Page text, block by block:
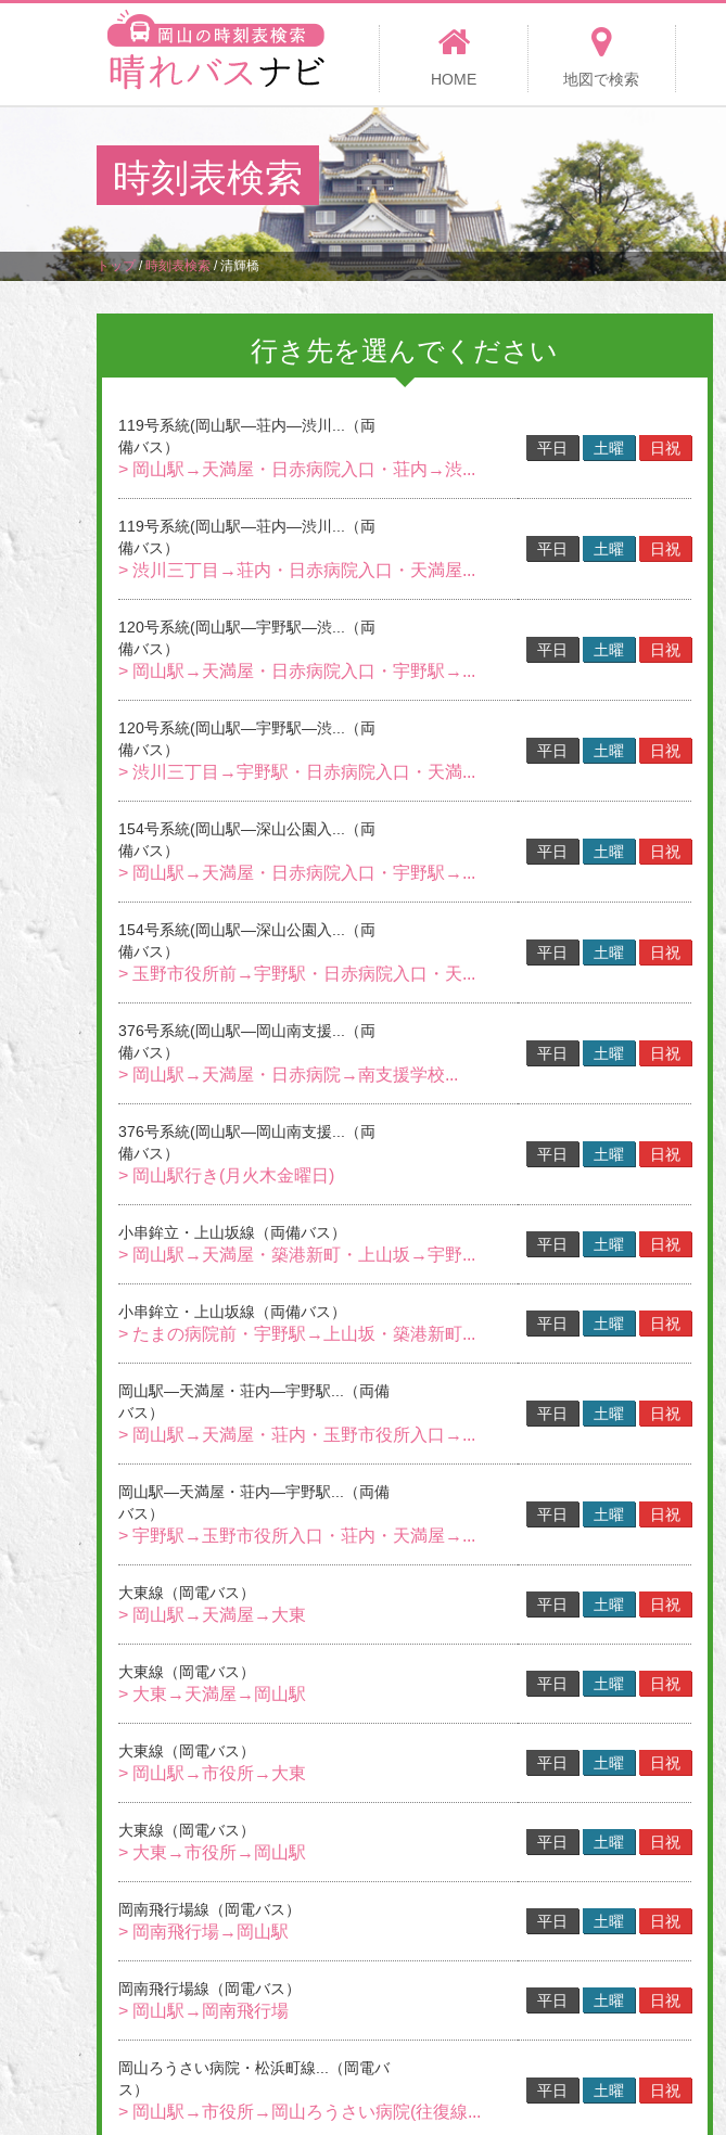
HOME 地図で検索
時刻表検索
トップ/時刻表検索/清輝橋
行き先を選んでください
119号系統(岡山駅―荘内―渋川...（両
備バス）
> 岡山駅→天満屋・日赤病院入口・荘内→渋...
平日 土曜 日祝
119号系統(岡山駅―荘内―渋川...（両
備バス）
> 渋川三丁目→荘内・日赤病院入口・天満屋...
平日 土曜 日祝
120号系統(岡山駅―宇野駅―渋...（両
備バス）
> 岡山駅→天満屋・日赤病院入口・宇野駅→...
平日 土曜 日祝
120号系統(岡山駅―宇野駅―渋...（両
備バス）
> 渋川三丁目→宇野駅・日赤病院入口・天満...
平日 土曜 日祝
154号系統(岡山駅―深山公園入...（両
備バス）
> 岡山駅→天満屋・日赤病院入口・宇野駅→...
平日 土曜 日祝
154号系統(岡山駅―深山公園入...（両
備バス）
> 玉野市役所前→宇野駅・日赤病院入口・天...
平日 土曜 日祝
376号系統(岡山駅―岡山南支援...（両
備バス）
> 岡山駅→天満屋・日赤病院→南支援学校...
平日 土曜 日祝
376号系統(岡山駅―岡山南支援...（両
備バス）
> 岡山駅行き(月火木金曜日)
平日 土曜 日祝
小串鉾立・上山坂線（両備バス）
> 岡山駅→天満屋・築港新町・上山坂→宇野...
平日 土曜 日祝
小串鉾立・上山坂線（両備バス）
> たまの病院前・宇野駅→上山坂・築港新町...
平日 土曜 日祝
岡山駅―天満屋・荘内―宇野駅...（両備
バス）
> 岡山駅→天満屋・荘内・玉野市役所入口→...
平日 土曜 日祝
岡山駅―天満屋・荘内―宇野駅...（両備
バス）
> 宇野駅→玉野市役所入口・荘内・天満屋→...
平日 土曜 日祝
大東線（岡電バス）
> 岡山駅→天満屋→大東
平日 土曜 日祝
大東線（岡電バス）
> 大東→天満屋→岡山駅
平日 土曜 日祝
大東線（岡電バス）
> 岡山駅→市役所→大東
平日 土曜 日祝
大東線（岡電バス）
> 大東→市役所→岡山駅
平日 土曜 日祝
岡南飛行場線（岡電バス）
> 岡南飛行場→岡山駅
平日 土曜 日祝
岡南飛行場線（岡電バス）
> 岡山駅→岡南飛行場
平日 土曜 日祝
岡山ろうさい病院・松浜町線...（岡電バ
ス）
> 岡山駅→市役所→岡山ろうさい病院(往復線...
平日 土曜 日祝